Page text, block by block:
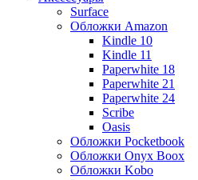
Surface
Обложки Amazon
Kindle 10
Kindle 11
Paperwhite 18
Paperwhite 21
Paperwhite 24
Scribe
Oasis
Обложки Pocketbook
Обложки Onyx Boox
Обложки Kobo